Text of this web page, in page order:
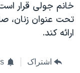
قانون شفافیت
اعتراضات مردمی آبان
نرگس محمدی برنده
تحت عنوان زنان،
ارائه کند.
اشتراک